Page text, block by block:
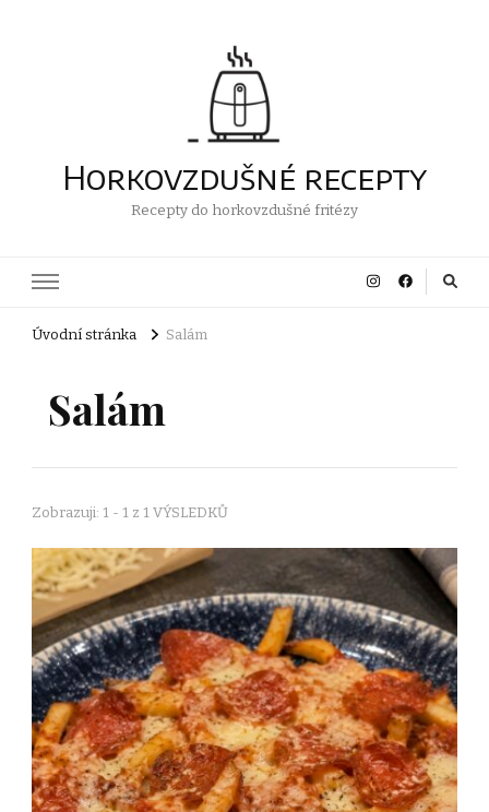
Horkovzdušné recepty
Recepty do horkovzdušné fritézy
Úvodní stránka Salám
Salám
Zobrazuji: 1 - 1 z 1 VÝSLEDKŮ